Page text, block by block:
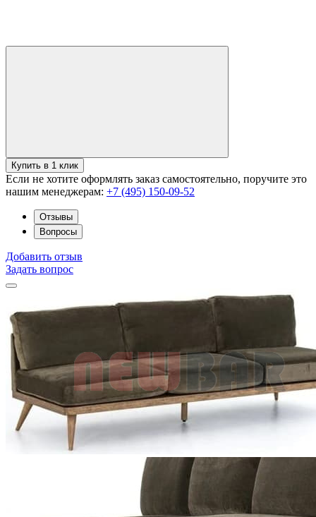
Купить в 1 клик
Если не хотите оформлять заказ самостоятельно, поручите это
нашим менеджерам: +7 (495) 150-09-52
Отзывы
Вопросы
Добавить отзыв
Задать вопрос